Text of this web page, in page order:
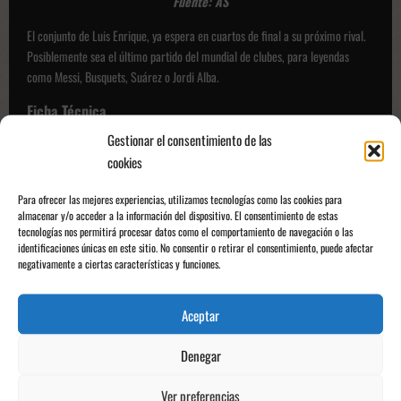
Gestionar el consentimiento de las
cookies
Para ofrecer las mejores experiencias, utilizamos tecnologías como las cookies para
almacenar y/o acceder a la información del dispositivo. El consentimiento de estas
tecnologías nos permitirá procesar datos como el comportamiento de navegación o las
identificaciones únicas en este sitio. No consentir o retirar el consentimiento, puede afectar
negativamente a ciertas características y funciones.
Aceptar
Denegar
Ver preferencias
El conjunto de Luis Enrique, ya espera en cuartos de final a su próximo rival.
Posiblemente sea el último partido del mundial de clubes, para leyendas
como Messi, Busquets, Suárez o Jordi Alba.
Ficha Técnica
: Gianluigi Donnarumma (POR); Nuno Mendes (Lucas
Hernández), Willian Pacho, Marquinhos (C)(Lucas Beraldo), Achraf Hakimi
(Ousmane Dembélé); Khvicha Kvaratskhelia, Bradley Barcola, Désiré Doué.
Entrenador: Luis Enrique (España)
Inter Miami (4-4-2)
: Óscar Ustari (POR); Jordi Alba, Noah Allen (Tomás
Avilés), Maximiliano Falcón, Marcelo Weigandt; Telasco Segovia (Benjamin
Cremaschi), Sergio Busquets, Federico Redondo, Tadeo Allende; Luis Suárez,
Lionel Messi (C).